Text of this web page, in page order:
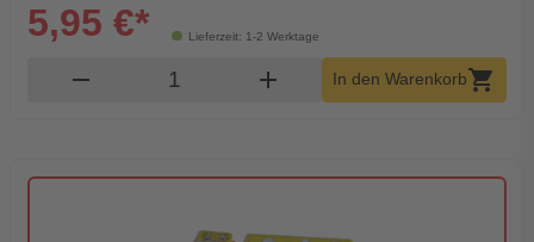
Lieferzeit: 1-2 Werktage
5,95 €*
remove Produkt Warenkorb Menge
add In den Warenkorbshopping_cart